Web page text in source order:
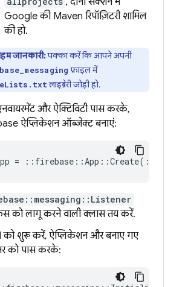
Google की Maven रिपॉज़िटरी शामिल
की हो.
जानकारी:पक्का करें कि आपने अपनी
फ़ाइल में
लाइब्रेरी जोड़ी हो.
और ऐक्टिविटी पास करके,
ऐप्लिकेशन ऑब्जेक्ट बनाएं:
= :: firebase ::App ::Create( ::
को लागू करने वाली क्लास तय करें.
को शुरू करें, ऐप्लिकेशन और बनाए गए
को पास करके: